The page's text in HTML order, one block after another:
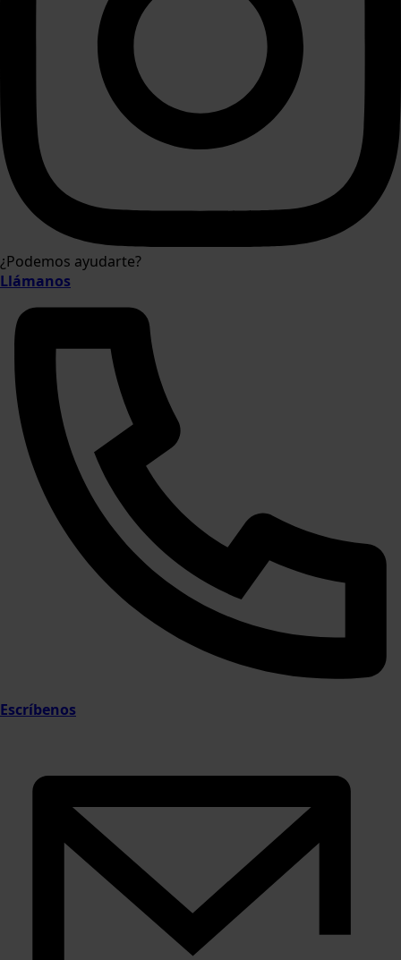
¿Podemos ayudarte?
Llámanos
Escríbenos